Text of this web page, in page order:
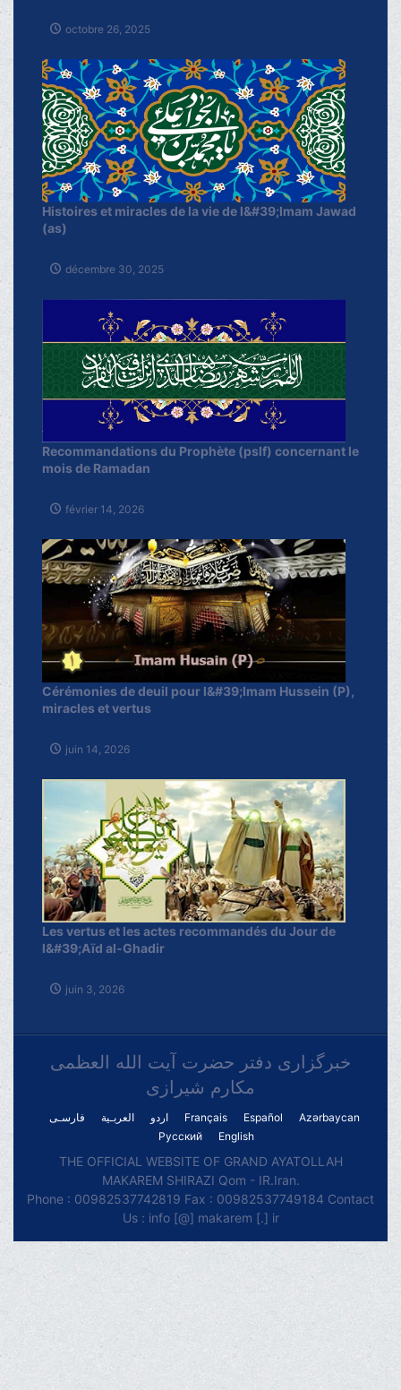
octobre 26, 2025
Histoires et miracles de la vie de l&#39;Imam Jawad
(as)
décembre 30, 2025
Recommandations du Prophète (pslf) concernant le
mois de Ramadan
février 14, 2026
Cérémonies de deuil pour l&#39;Imam Hussein (P),
miracles et vertus
juin 14, 2026
Les vertus et les actes recommandés du Jour de
l&#39;Aïd al-Ghadir
juin 3, 2026
خبرگزاری دفتر حضرت آیت الله العظمی
مکارم شیرازی
فارسـی العربـیة اردو Français Español
Azərbaycan
Русский
English
THE OFFICIAL WEBSITE OF GRAND AYATOLLAH
MAKAREM SHIRAZI Qom - IR.Iran.
Phone : 00982537742819 Fax : 00982537749184 Contact
Us : info [@] makarem [.] ir